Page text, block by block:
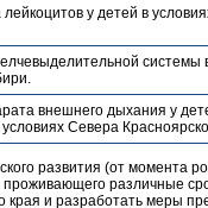
у детей в
системы
внешнего дыхания у
Севера
развития (от момента
различные
края и разработать меры